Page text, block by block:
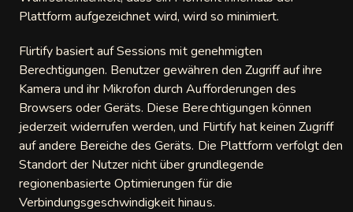
Plattform aufgezeichnet wird, wird so minimiert.
Flirtify basiert auf Sessions mit genehmigten
Berechtigungen. Benutzer gewähren den Zugriff auf ihre
Kamera und ihr Mikrofon durch Aufforderungen des
Browsers oder Geräts. Diese Berechtigungen können
jederzeit widerrufen werden, und Flirtify hat keinen Zugriff
auf andere Bereiche des Geräts. Die Plattform verfolgt den
Standort der Nutzer nicht über grundlegende
regionenbasierte Optimierungen für die
Verbindungsgeschwindigkeit hinaus.